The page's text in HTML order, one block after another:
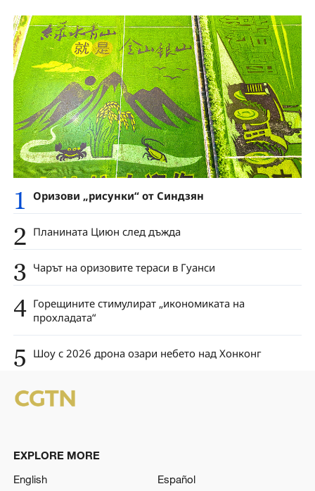
1 Оризови „рисунки“ от Синдзян
2 Планината Циюн след дъжда
3 Чарът на оризовите тераси в Гуанси
4 Горещините стимулират „икономиката на
прохладата“
5 Шоу с 2026 дрона озари небето над Хонконг
EXPLORE MORE
English
Español